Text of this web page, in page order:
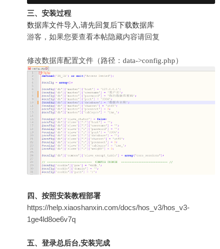
三、安装过程
数据库文件导入,请先回复后下载数据库
游客，如果您要查看本帖隐藏内容请回复
修改数据库配置文件（路径：data->config.php）
四、按照安装教程部署
https://help.xiaoshanxin.com/docs/hos_v3/hos_v3-
1ge4ld8oe6v7q
五、登录总后台,安装完成